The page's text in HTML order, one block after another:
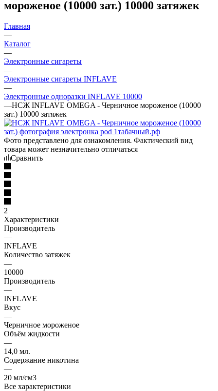
мороженое (10000 зат.) 10000 затяжек
Главная
—
Каталог
—
Электронные сигареты
—
Электронные сигареты INFLAVE
—
Электронные одноразки INFLAVE 10000
—НСЖ INFLAVE OMEGA - Черничное мороженое (10000
зат.) 10000 затяжек
Фото представлено для ознакомления. Фактический вид
товара может незначительно отличаться
Сравнить
2
Характеристики
Производитель
—
INFLAVE
Количество затяжек
—
10000
Производитель
—
INFLAVE
Вкус
—
Черничное мороженое
Объём жидкости
—
14,0 мл.
Содержание никотина
—
20 мл/см3
Все характеристики